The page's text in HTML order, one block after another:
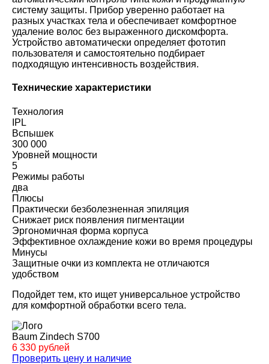
систему защиты. Прибор уверенно работает на
разных участках тела и обеспечивает комфортное
удаление волос без выраженного дискомфорта.
Устройство автоматически определяет фототип
пользователя и самостоятельно подбирает
подходящую интенсивность воздействия.
Технические характеристики
Технология
IPL
Вспышек
300 000
Уровней мощности
5
Режимы работы
два
Плюсы
Практически безболезненная эпиляция
Снижает риск появления пигментации
Эргономичная форма корпуса
Эффективное охлаждение кожи во время процедуры
Минусы
Защитные очки из комплекта не отличаются
удобством
Подойдет тем, кто ищет универсальное устройство
для комфортной обработки всего тела.
Baum Zindech S700
6 330 рублей
Проверить цену и наличие